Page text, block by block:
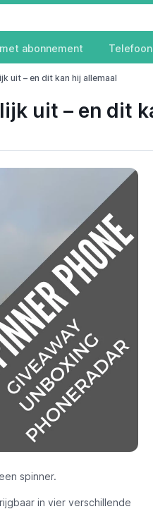
abonnement
uit – en dit kan hij allemaal
uit – en dit
spinner.
in vier verschillende